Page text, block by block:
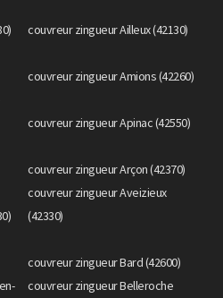
couvreur zingueur Ailleux (42130)
couvreur zingueur Amions (42260)
couvreur zingueur Apinac (42550)
couvreur zingueur Arçon (42370)
couvreur zingueur Aveizieux
(42330)
couvreur zingueur Bard (42600)
couvreur zingueur Belleroche